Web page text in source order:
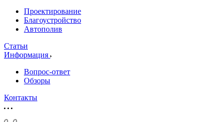
Проектирование
Благоустройство
Автополив
Статьи
Информация
Вопрос-ответ
Обзоры
Контакты